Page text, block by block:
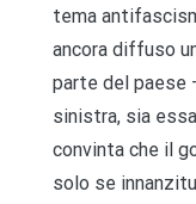
tema
ancora diffuso
parte del paese
sinistra, sia
convinta che il
solo se